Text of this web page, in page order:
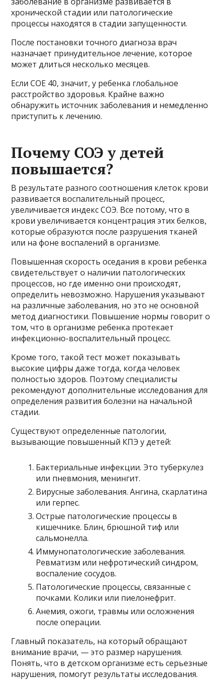
хронической стадии или патологические
процессы находятся в стадии запущенности.
После постановки точного диагноза врач
назначает принудительное лечение, которое
может длиться несколько месяцев.
Если COE 40, значит, у ребенка глобальное
расстройство здоровья. Крайне важно
обнаружить источник заболевания и немедленно
приступить к лечению.
Почему СОЭ у детей
повышается?
В результате разного соотношения клеток крови
развивается воспалительный процесс,
увеличивается индекс СОЭ. Все потому, что в
крови увеличивается концентрация этих белков,
которые образуются после разрушения тканей
или на фоне воспалений в организме.
Повышенная скорость оседания в крови ребенка
свидетельствует о наличии патологических
процессов, но где именно они происходят,
определить невозможно. Нарушения указывают
на различные заболевания, но это не основной
метод диагностики. Повышение нормы говорит о
том, что в организме ребенка протекает
инфекционно-воспалительный процесс.
Кроме того, такой тест может показывать
высокие цифры даже тогда, когда человек
полностью здоров. Поэтому специалисты
рекомендуют дополнительные исследования для
определения развития болезни на начальной
стадии.
Существуют определенные патологии,
вызывающие повышенный КПЭ у детей:
Бактериальные инфекции. Это туберкулез
или пневмония, менингит.
Вирусные заболевания. Ангина, скарлатина
или герпес.
Острые патологические процессы в
кишечнике. Блин, брюшной тиф или
сальмонелла.
Иммунопатологические заболевания.
Ревматизм или нефротический синдром,
воспаление сосудов.
Патологические процессы, связанные с
почками. Колики или пиелонефрит.
Анемия, ожоги, травмы или осложнения
после операции.
Главный показатель, на который обращают
внимание врачи, — это размер нарушения.
Понять, что в детском организме есть серьезные
нарушения, помогут результаты исследования.